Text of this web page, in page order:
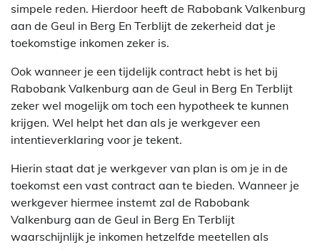
simpele reden. Hierdoor heeft de Rabobank Valkenburg
aan de Geul in Berg En Terblijt de zekerheid dat je
toekomstige inkomen zeker is.
Ook wanneer je een tijdelijk contract hebt is het bij
Rabobank Valkenburg aan de Geul in Berg En Terblijt
zeker wel mogelijk om toch een hypotheek te kunnen
krijgen. Wel helpt het dan als je werkgever een
intentieverklaring voor je tekent.
Hierin staat dat je werkgever van plan is om je in de
toekomst een vast contract aan te bieden. Wanneer je
werkgever hiermee instemt zal de Rabobank
Valkenburg aan de Geul in Berg En Terblijt
waarschijnlijk je inkomen hetzelfde meetellen als